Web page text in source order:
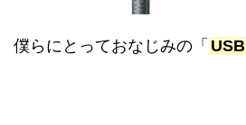
僕らにとっておなじみの「 USB